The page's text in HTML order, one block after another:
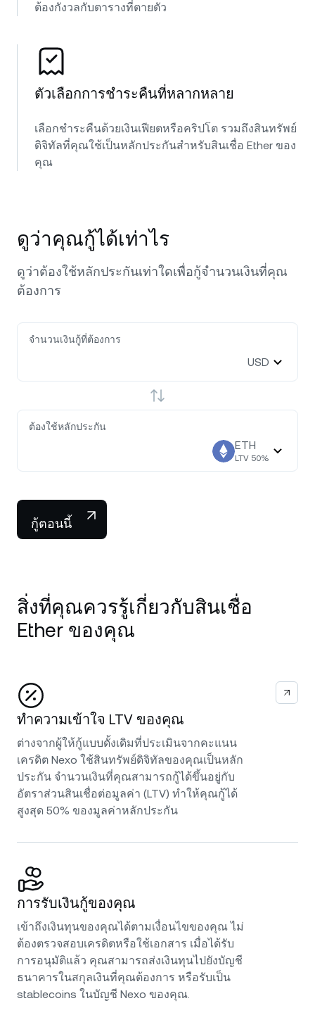
ต้องกังวลกับตารางที่ตายตัว
ตัวเลือกการชำระคืนที่หลากหลาย
เลือกชำระคืนด้วยเงินเฟียตหรือคริปโต รวมถึงสินทรัพย์
ดิจิทัลที่คุณใช้เป็นหลักประกันสำหรับสินเชื่อ Ether ของ
คุณ
ดูว่าคุณกู้ได้เท่าไร
ดูว่าต้องใช้หลักประกันเท่าใดเพื่อกู้จำนวนเงินที่คุณ
ต้องการ
จำนวนเงินกู้ที่ต้องการ
USD
ต้องใช้หลักประกัน
ETH
LTV 50%
กู้ตอนนี้
สิ่งที่คุณควรรู้เกี่ยวกับสินเชื่อ
Ether ของคุณ
ทำความเข้าใจ LTV ของคุณ
ต่างจากผู้ให้กู้แบบดั้งเดิมที่ประเมินจากคะแนน
เครดิต Nexo ใช้สินทรัพย์ดิจิทัลของคุณเป็นหลัก
ประกัน จำนวนเงินที่คุณสามารถกู้ได้ขึ้นอยู่กับ
อัตราส่วนสินเชื่อต่อมูลค่า (LTV) ทำให้คุณกู้ได้
สูงสุด 50% ของมูลค่าหลักประกัน
การรับเงินกู้ของคุณ
เข้าถึงเงินทุนของคุณได้ตามเงื่อนไขของคุณ ไม่
ต้องตรวจสอบเครดิตหรือใช้เอกสาร เมื่อได้รับ
การอนุมัติแล้ว คุณสามารถส่งเงินทุนไปยังบัญชี
ธนาคารในสกุลเงินที่คุณต้องการ หรือรับเป็น
stablecoins ในบัญชี Nexo ของคุณ.